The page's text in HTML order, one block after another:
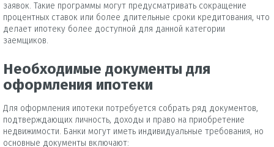
заявок. Такие программы могут предусматривать сокращение
процентных ставок или более длительные сроки кредитования, что
делает ипотеку более доступной для данной категории
заемщиков.
Необходимые документы для
оформления ипотеки
Для оформления ипотеки потребуется собрать ряд документов,
подтверждающих личность, доходы и право на приобретение
недвижимости. Банки могут иметь индивидуальные требования, но
основные документы включают: